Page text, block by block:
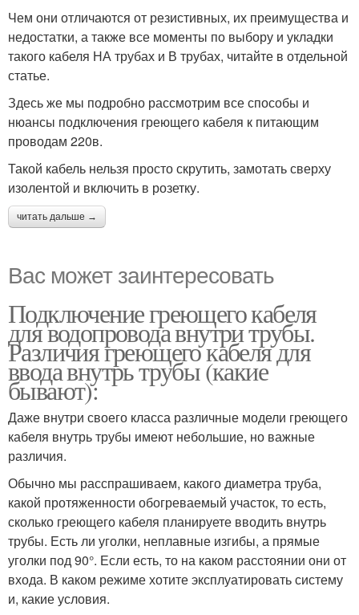
Чем они отличаются от резистивных, их преимущества и
недостатки, а также все моменты по выбору и укладки
такого кабеля НА трубах и В трубах, читайте в отдельной
статье.
Здесь же мы подробно рассмотрим все способы и
нюансы подключения греющего кабеля к питающим
проводам 220в.
Такой кабель нельзя просто скрутить, замотать сверху
изолентой и включить в розетку.
читать дальше →
Вас может заинтересовать
Подключение греющего кабеля
для водопровода внутри трубы.
Различия греющего кабеля для
ввода внутрь трубы (какие
бывают):
Даже внутри своего класса различные модели греющего
кабеля внутрь трубы имеют небольшие, но важные
различия.
Обычно мы расспрашиваем, какого диаметра труба,
какой протяженности обогреваемый участок, то есть,
сколько греющего кабеля планируете вводить внутрь
трубы. Есть ли уголки, неплавные изгибы, а прямые
уголки под 90°. Если есть, то на каком расстоянии они от
входа. В каком режиме хотите эксплуатировать систему
и, какие условия.